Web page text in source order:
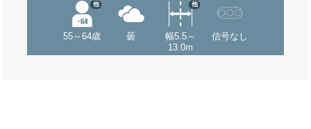
55～64歳
他
曇
幅5.5～
13.0m
他
信号なし